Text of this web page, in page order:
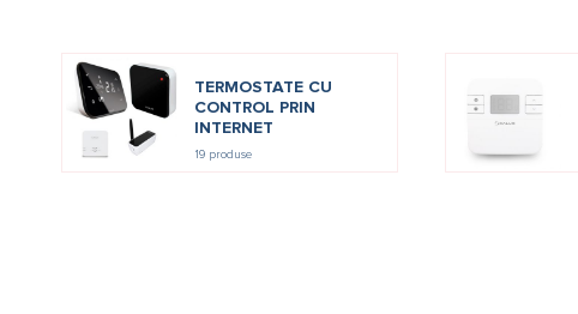
TERMOSTATE CU
CONTROL PRIN
INTERNET
19 produse